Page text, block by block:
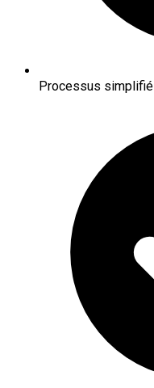
Processus simplifié